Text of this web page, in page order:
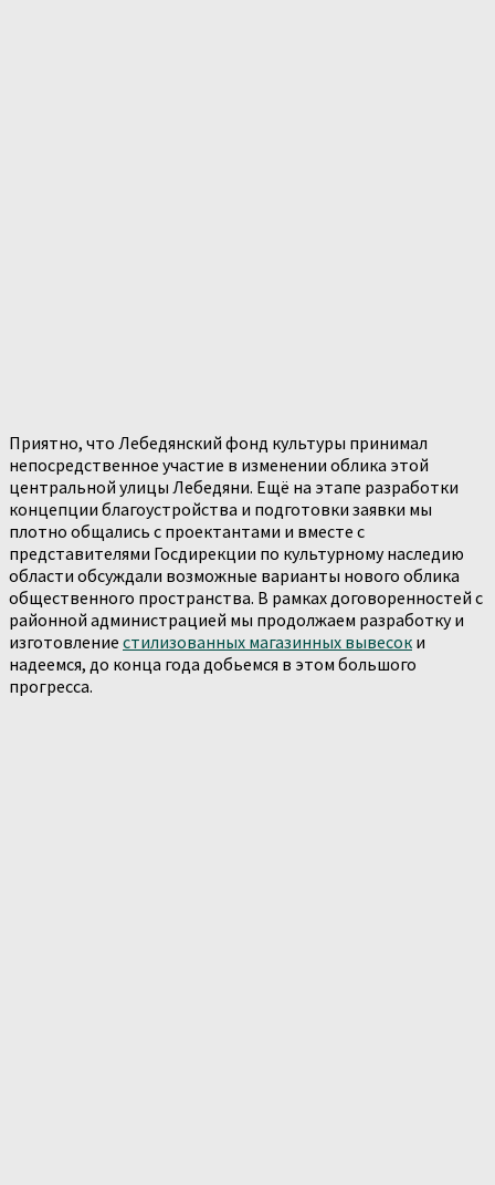
Приятно, что Лебедянский фонд культуры принимал
непосредственное участие в изменении облика этой
центральной улицы Лебедяни. Ещё на этапе разработки
концепции благоустройства и подготовки заявки мы
плотно общались с проектантами и вместе с
представителями Госдирекции по культурному наследию
области обсуждали возможные варианты нового облика
общественного пространства. В рамках договоренностей с
районной администрацией мы продолжаем разработку и
изготовление стилизованных магазинных вывесок и
надеемся, до конца года добьемся в этом большого
прогресса.